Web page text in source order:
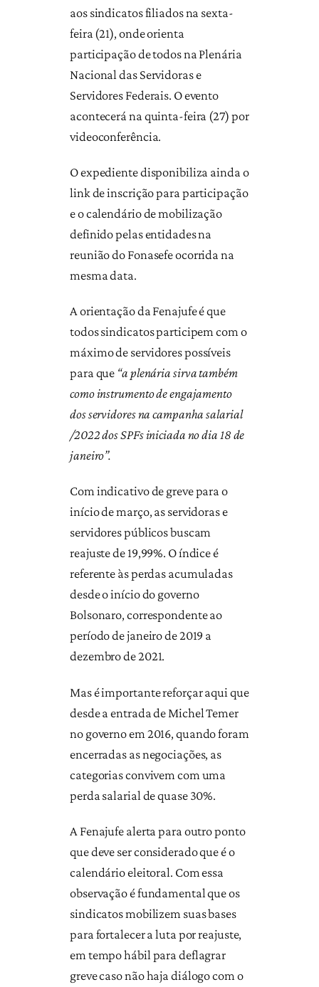
aos sindicatos filiados na sexta-
feira (21), onde orienta
participação de todos na Plenária
Nacional das Servidoras e
Servidores Federais. O evento
acontecerá na quinta-feira (27) por
videoconferência.
O expediente disponibiliza ainda o
link de inscrição para participação
e o calendário de mobilização
definido pelas entidades na
reunião do Fonasefe ocorrida na
mesma data.
A orientação da Fenajufe é que
todos sindicatos participem com o
máximo de servidores possíveis
para que “a plenária sirva também
como instrumento de engajamento
dos servidores na campanha salarial
/2022 dos SPFs iniciada no dia 18 de
janeiro”.
Com indicativo de greve para o
início de março, as servidoras e
servidores públicos buscam
reajuste de 19,99%. O índice é
referente às perdas acumuladas
desde o início do governo
Bolsonaro, correspondente ao
período de janeiro de 2019 a
dezembro de 2021.
Mas é importante reforçar aqui que
desde a entrada de Michel Temer
no governo em 2016, quando foram
encerradas as negociações, as
categorias convivem com uma
perda salarial de quase 30%.
A Fenajufe alerta para outro ponto
que deve ser considerado que é o
calendário eleitoral. Com essa
observação é fundamental que os
sindicatos mobilizem suas bases
para fortalecer a luta por reajuste,
em tempo hábil para deflagrar
greve caso não haja diálogo com o